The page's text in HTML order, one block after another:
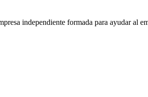
independiente formada para ayudar al